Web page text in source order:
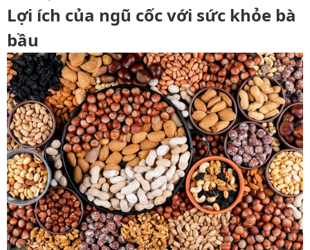
Lợi ích của ngũ cốc với sức khỏe bà
bầu